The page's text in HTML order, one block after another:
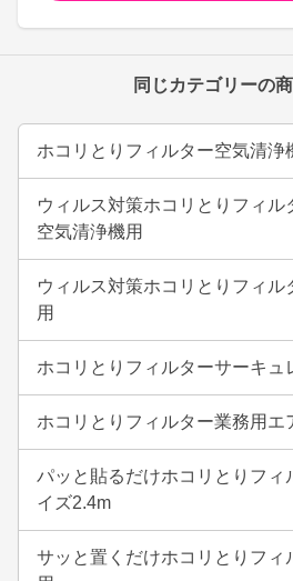
同じカテゴリーの
ホコリとりフィルター空気清浄
ウィルス対策ホコリとりフィル
空気清浄機用
ウィルス対策ホコリとりフィル
用
ホコリとりフィルターサーキュ
ホコリとりフィルター業務用エ
パッと貼るだけホコリとりフィ
イズ2.4m
サッと置くだけホコリとりフィ